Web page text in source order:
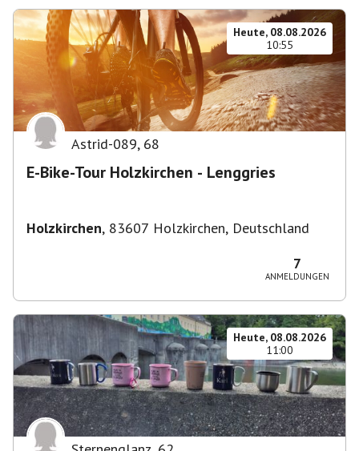
Heute, 08.08.2026
10:55
Astrid-089, 68
E-Bike-Tour Holzkirchen - Lenggries
Holzkirchen, 83607 Holzkirchen, Deutschland
7
ANMELDUNGEN
Heute, 08.08.2026
11:00